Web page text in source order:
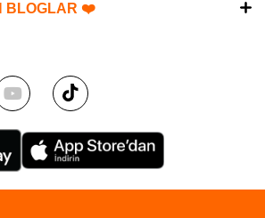
BLOGLAR ❤️